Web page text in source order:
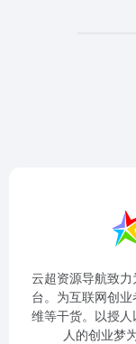
云超资源导航致
台。为互联网创
维等干货。以授
人的创业梦